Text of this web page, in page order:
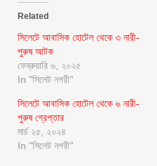
Related
সিলেটে আবাসিক হোটেল থেকে ৩ নারী-
পুরুষ আটক
ফেব্রুয়ারি ৬, ২০২৫
In "সিলেট নগরী"
সিলেটে আবাসিক হোটেল থেকে ৬ নারী-
পুরুষ গ্রেপ্তার
মার্চ ২৫, ২০২৪
In "সিলেট নগরী"